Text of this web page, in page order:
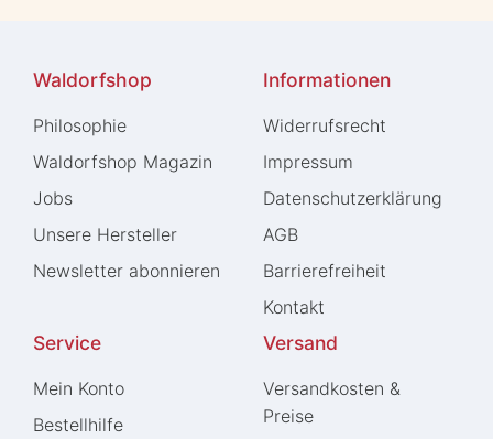
Waldorfshop
Philosophie
Waldorfshop Magazin
Jobs
Unsere Hersteller
Newsletter abonnieren
Informationen
Widerrufs­recht
Impressum
Daten­schutz­erklärung
AGB
Barrierefreiheit
Kontakt
Service
Mein Konto
Bestellhilfe
Versand
Versandkosten &
Preise